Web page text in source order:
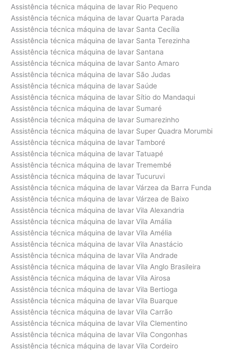
Assistência técnica máquina de lavar Rio Pequeno
Assistência técnica máquina de lavar Quarta Parada
Assistência técnica máquina de lavar Santa Cecília
Assistência técnica máquina de lavar Santa Terezinha
Assistência técnica máquina de lavar Santana
Assistência técnica máquina de lavar Santo Amaro
Assistência técnica máquina de lavar São Judas
Assistência técnica máquina de lavar Saúde
Assistência técnica máquina de lavar Sítio do Mandaqui
Assistência técnica máquina de lavar Sumaré
Assistência técnica máquina de lavar Sumarezinho
Assistência técnica máquina de lavar Super Quadra Morumbi
Assistência técnica máquina de lavar Tamboré
Assistência técnica máquina de lavar Tatuapé
Assistência técnica máquina de lavar Tremembé
Assistência técnica máquina de lavar Tucuruvi
Assistência técnica máquina de lavar Várzea da Barra Funda
Assistência técnica máquina de lavar Várzea de Baixo
Assistência técnica máquina de lavar Vila Alexandria
Assistência técnica máquina de lavar Vila Amália
Assistência técnica máquina de lavar Vila Amélia
Assistência técnica máquina de lavar Vila Anastácio
Assistência técnica máquina de lavar Vila Andrade
Assistência técnica máquina de lavar Vila Anglo Brasileira
Assistência técnica máquina de lavar Vila Airosa
Assistência técnica máquina de lavar Vila Bertioga
Assistência técnica máquina de lavar Vila Buarque
Assistência técnica máquina de lavar Vila Carrão
Assistência técnica máquina de lavar Vila Clementino
Assistência técnica máquina de lavar Vila Congonhas
Assistência técnica máquina de lavar Vila Cordeiro